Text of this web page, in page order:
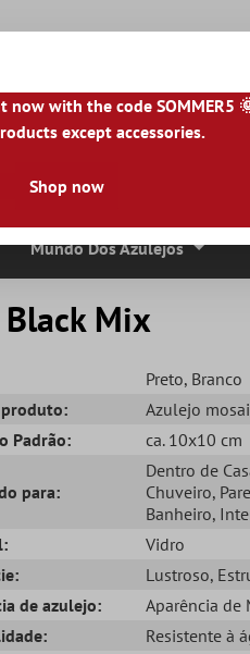
|RO| NO|HU|BG|HR|LU
Lajes De Terraço
Mundo Dos Azulejos
Mix
Preto, Branco
Azulejo
Padrão:
ca. 10x10 cm
para:
Dentro de
Chuveiro,
Banheiro,
Vidro
Lustroso,
de azulejo:
Aparência de
Resistente à
now with the code SOMMER5
except accessories.
Shop now